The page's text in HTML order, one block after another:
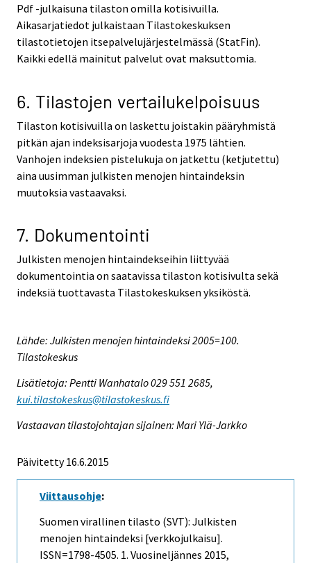
Pdf -julkaisuna tilaston omilla kotisivuilla.
Aikasarjatiedot julkaistaan Tilastokeskuksen
tilastotietojen itsepalvelujärjestelmässä (StatFin).
Kaikki edellä mainitut palvelut ovat maksuttomia.
6. Tilastojen vertailukelpoisuus
Tilaston kotisivuilla on laskettu joistakin pääryhmistä
pitkän ajan indeksisarjoja vuodesta 1975 lähtien.
Vanhojen indeksien pistelukuja on jatkettu (ketjutettu)
aina uusimman julkisten menojen hintaindeksin
muutoksia vastaavaksi.
7. Dokumentointi
Julkisten menojen hintaindekseihin liittyvää
dokumentointia on saatavissa tilaston kotisivulta sekä
indeksiä tuottavasta Tilastokeskuksen yksiköstä.
Lähde: Julkisten menojen hintaindeksi 2005=100.
Tilastokeskus
Lisätietoja: Pentti Wanhatalo 029 551 2685,
kui.tilastokeskus@tilastokeskus.fi
Vastaavan tilastojohtajan sijainen: Mari Ylä-Jarkko
Päivitetty 16.6.2015
Viittausohje:
Suomen virallinen tilasto (SVT): Julkisten
menojen hintaindeksi [verkkojulkaisu].
ISSN=1798-4505. 1. Vuosineljännes 2015,